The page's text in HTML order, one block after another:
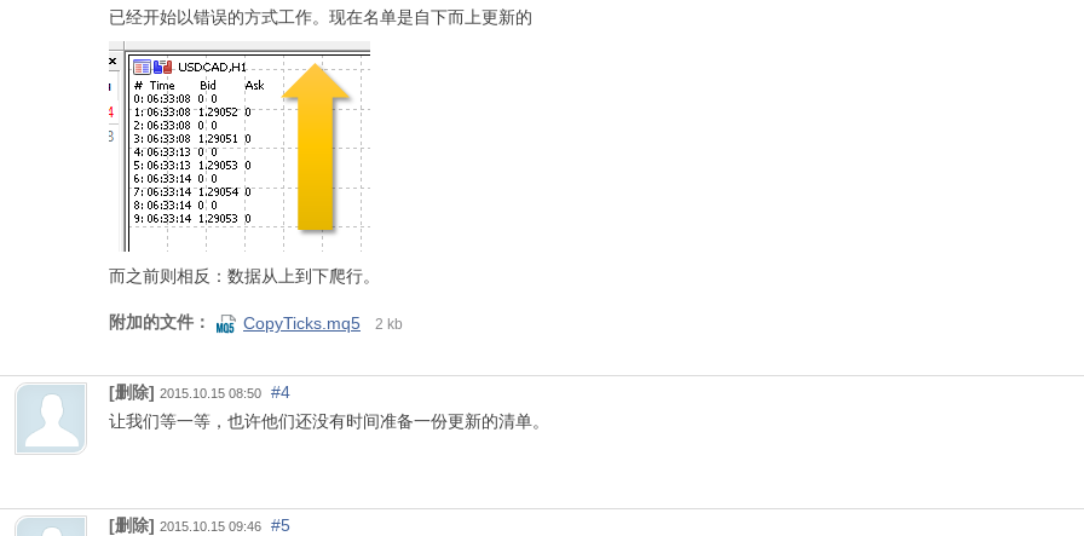
已经开始以错误的方式工作。现在名单是自下而上更新的
而之前则相反：数据从上到下爬行。
附加的文件： CopyTicks.mq5 2 kb
[删除] 2015.10.15 08:50
#4
让我们等一等，也许他们还没有时间准备一份更新的清单。
[删除] 2015.10.15 09:46 #5